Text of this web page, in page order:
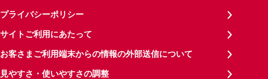
プライバシーポリシー
サイトご利用にあたって
お客さまご利用端末からの情報の外部送信について
見やすさ・使いやすさの調整